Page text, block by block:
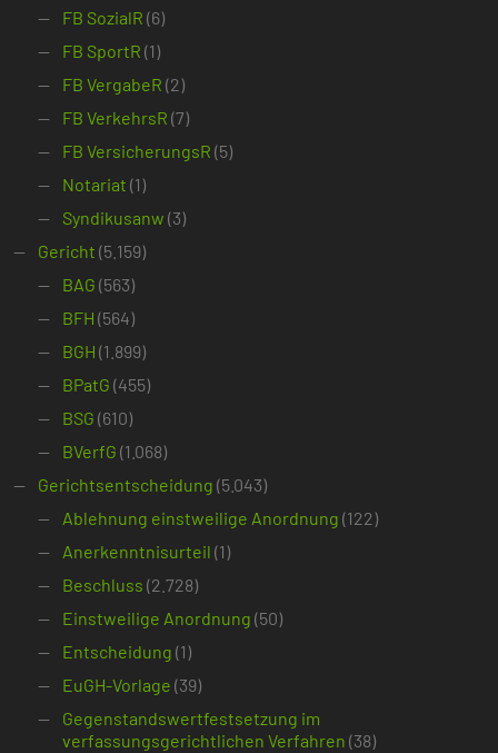
FB SozialR (6)
FB SportR (1)
FB VergabeR (2)
FB VerkehrsR (7)
FB VersicherungsR (5)
Notariat (1)
Syndikusanw (3)
Gericht (5.159)
BAG (563)
BFH (564)
BGH (1.899)
BPatG (455)
BSG (610)
BVerfG (1.068)
Gerichtsentscheidung (5.043)
Ablehnung einstweilige Anordnung (122)
Anerkenntnisurteil (1)
Beschluss (2.728)
Einstweilige Anordnung (50)
Entscheidung (1)
EuGH-Vorlage (39)
Gegenstandswertfestsetzung im
verfassungsgerichtlichen Verfahren (38)